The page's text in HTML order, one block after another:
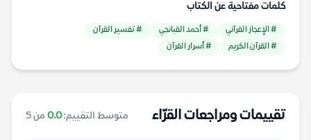
كلمات مفتاحية عن الكتاب
# الإعجاز القرآني # أحمد القبانجي
# تفسير القرآن
# القرآن الكريم
# أسرار القرآن
تقييمات ومراجعات القرّاء متوسط التقييم:0.0 من 5